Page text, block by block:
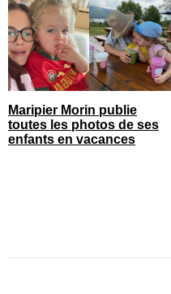
Maripier Morin publie
toutes les photos de ses
enfants en vacances